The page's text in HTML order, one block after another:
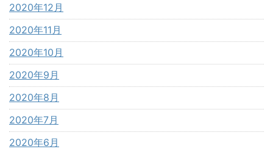
2020年12月
2020年11月
2020年10月
2020年9月
2020年8月
2020年7月
2020年6月